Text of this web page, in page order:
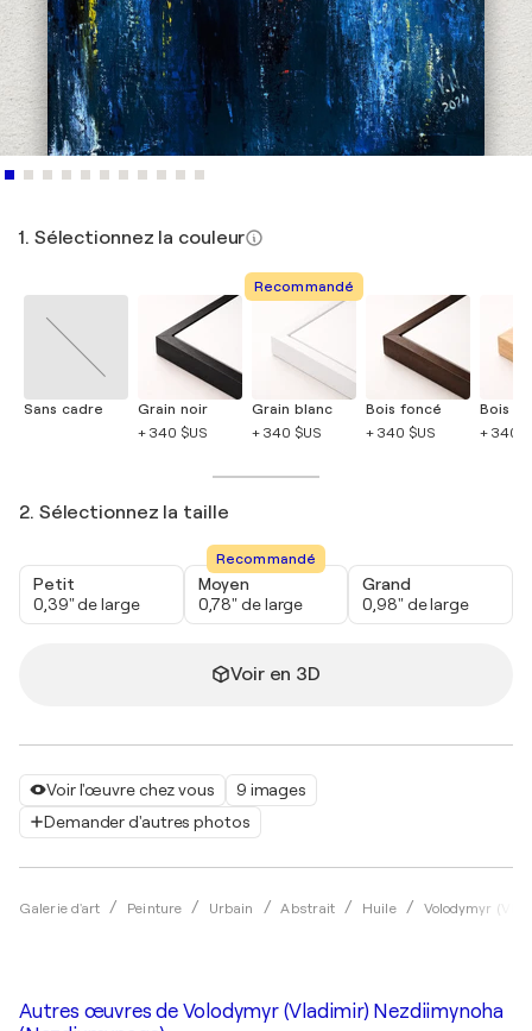
Voir l'œuvre chez vous
9 images
Demander d'autres photos
Galerie d'art Peinture Urbain Abstrait Huile Volodymyr
1. Sélectionnez la couleur
Sans cadre
Grain noir
+ 340 $US
Recommandé
Grain blanc
+ 340 $US
Bois foncé
+ 340 $US
Bois
+ 340
2. Sélectionnez la taille
Petit
0,39" de large
Recommandé
Moyen
0,78" de large
Grand
0,98" de large
Voir en 3D
Autres œuvres de Volodymyr (Vladimir) Nezdiimynoha